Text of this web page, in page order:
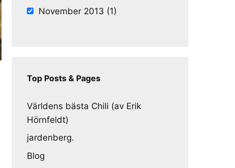
November 2013 (1)
Top Posts & Pages
Världens bästa Chili (av Erik
Hörnfeldt)
jardenberg.
Blog